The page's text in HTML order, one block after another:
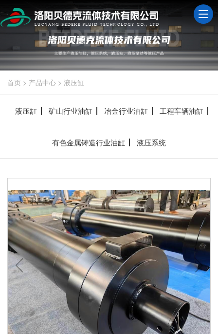
首页 > 产品中心 > 液压缸
液压缸 矿山行业油缸 冶金行业油缸 工程车辆油缸
有色金属铸造行业油缸 液压系统